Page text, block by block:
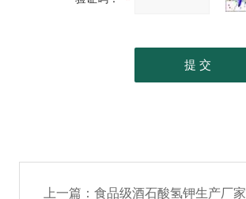
上一篇：食品级酒石酸氢钾生产厂家